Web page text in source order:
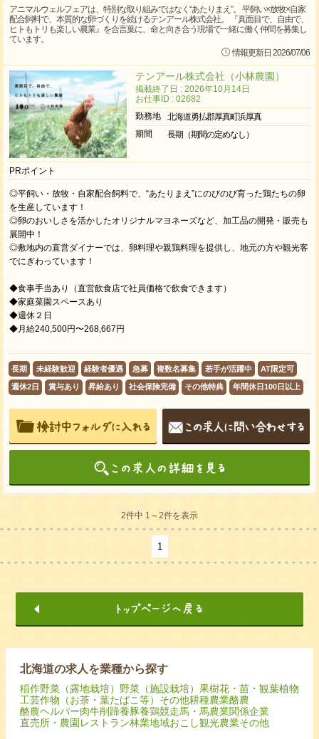
アニマルウェルフェアは、特別な取り組みではなく“あたりまえ”。 平飼い×放牧×自家
配合飼料で、本質的な卵づくりを続けるテンアール株式会社。 『真面目で、自由で、
ヒトもトリも楽しい農業』を合言葉に、命と向き合う現場で一緒に働く仲間を募集し
ています。
情報更新日 2026/07/06
テンアール株式会社（小林農園）
掲載終了日 : 2026年10月14日
お仕事ID : 02682
勤務地
北海道勇払郡厚真町浜厚真
期間
長期（期間の定めなし）
PRポイント
◎平飼い・放牧・自家配合飼料で、“あたりまえ”にのびのび育った鶏たちの卵
を生産しています！
◎卵のおいしさを活かしたオリジナルマヨネーズなど、加工品の開発・販売も
展開中！
◎敷地内の直営ダイナーでは、卵料理や親鶏料理を提供し、地元の方や観光客
でにぎわっています！
◆食事手当あり（直営飲食店で社員価格で飲食できます）
◆家庭菜園スペースあり
◆週休２日
◆月給240,500円〜268,667円
長期 未経験歓迎 経験者優遇 急募 複数名募集 若手が活躍中 AT限定可
週休2日 賞与あり 昇給あり 社会保険完備 その他特典 年間休日100日以上
2件中 1～2件を表示
1
北海道の求人を業種から探す
稲作野菜（露地栽培） 野菜（施設栽培） 果樹花・苗・観葉植物
工芸作物（お茶・葉たばこ等） その他耕種農業酪農
酪農ヘルパー肉牛削蹄養豚養鶏競走馬・馬農業関係企業
直売所・農園レストラン林業地域おこし観光農業その他